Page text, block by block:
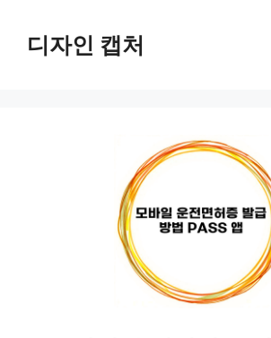
디자인 캡처